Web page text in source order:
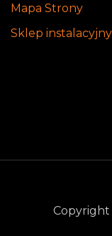
Mapa Strony
Sklep
Copyright